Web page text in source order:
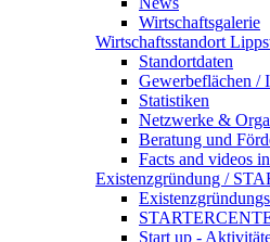
Wirtschaftsgalerie
Wirtschafts­­standort
Standortdaten
Gewerbeflächen /
Statistiken
Netzwerke &
Beratung und
Facts and videos
Existenz­gründung /
Start up -